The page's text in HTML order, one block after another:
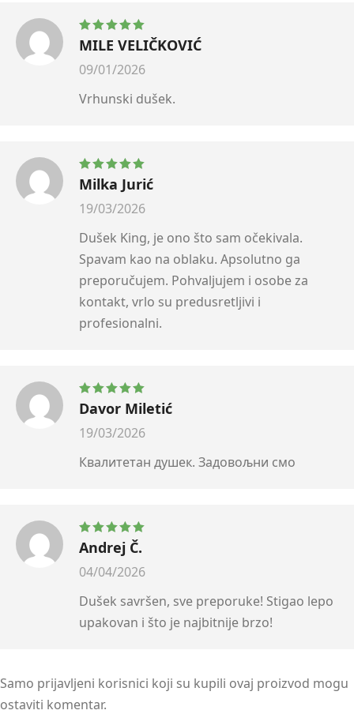
Ocenjeno sa5od 5
MILE VELIČKOVIĆ
09/01/2026
Vrhunski dušek.
Ocenjeno sa5od 5
Milka Jurić
19/03/2026
Dušek King, je ono što sam očekivala.
Spavam kao na oblaku. Apsolutno ga
preporučujem. Pohvaljujem i osobe za
kontakt, vrlo su predusretljivi i
profesionalni.
Ocenjeno sa5od 5
Davor Miletić
19/03/2026
Квалитетан душек. Задовољни смо
Ocenjeno sa
Andrej Č.
04/04/2026
Dušek savršen, sve preporuke! Stigao lepo
upakovan i što je najbitnije brzo!
Samo prijavljeni korisnici koji su kupili ovaj proizvod mogu
ostaviti komentar.